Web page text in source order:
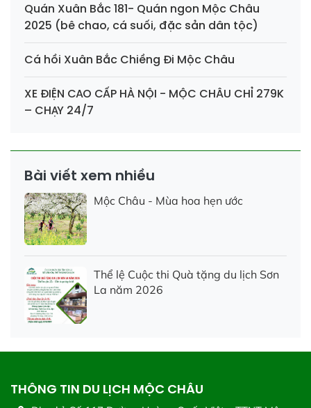
Quán Xuân Bắc 181- Quán ngon Mộc Châu
2025 (bê chao, cá suối, đặc sản dân tộc)
Cá hồi Xuân Bắc Chiềng Đi Mộc Châu
XE ĐIỆN CAO CẤP HÀ NỘI - MỘC CHÂU CHỈ 279K
– CHẠY 24/7
Bài viết xem nhiều
Mộc Châu - Mùa hoa hẹn ước
Thể lệ Cuộc thi Quà tặng du lịch Sơn
La năm 2026
THÔNG TIN DU LỊCH MỘC CHÂU